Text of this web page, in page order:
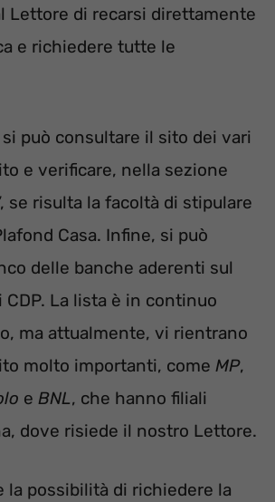
Lettore di recarsi direttamente
e richiedere tutte le
può consultare il sito dei vari
e verificare, nella sezione
se risulta la facoltà di stipulare
Casa. Infine, si può
delle banche aderenti sul
La lista è in continuo
ma attualmente, vi rientrano
molto importanti, come MP,
e BNL, che hanno filiali
dove risiede il nostro Lettore.
la possibilità di richiedere la